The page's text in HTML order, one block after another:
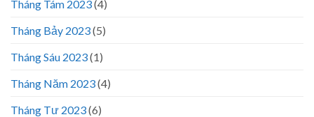
Tháng Tám 2023(4)
Tháng Bảy 2023(5)
Tháng Sáu 2023(1)
Tháng Năm 2023(4)
Tháng Tư 2023(6)